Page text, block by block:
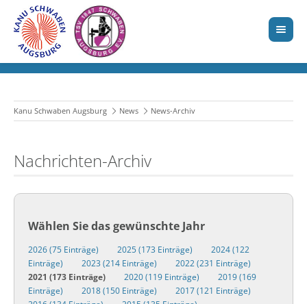
Kanu Schwaben Augsburg News News-Archiv
Nachrichten-Archiv
Wählen Sie das gewünschte Jahr
2026 (75 Einträge) 2025 (173 Einträge)
2024 (122
Einträge)
2023 (214 Einträge)
2022 (231 Einträge)
2021 (173 Einträge)
2020 (119 Einträge)
2019 (169
Einträge)
2018 (150 Einträge)
2017 (121 Einträge)